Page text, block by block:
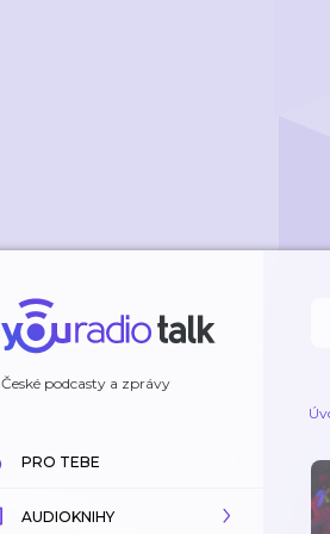
České podcasty a zprávy
PRO TEBE
AUDIOKNIHY